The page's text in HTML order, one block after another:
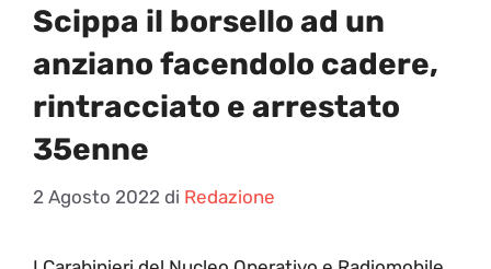
Scippa il borsello ad un
anziano facendolo cadere,
rintracciato e arrestato
35enne
2 Agosto 2022 di Redazione